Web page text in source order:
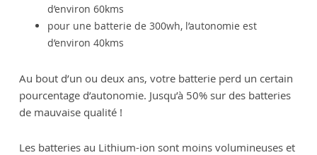
d’environ 60kms
pour une batterie de 300wh, l’autonomie est
d’environ 40kms
Au bout d’un ou deux ans, votre batterie perd un certain
pourcentage d’autonomie. Jusqu’à 50% sur des batteries
de mauvaise qualité !
Les batteries au Lithium-ion sont moins volumineuses et